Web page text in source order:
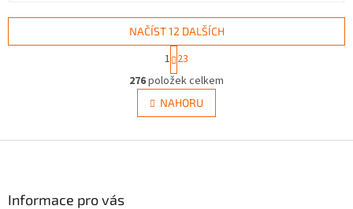
O
v
l
á
NAČÍST 12 DALŠÍCH
S
t
r
á
n
k
v
1 23
276položek celkem
NAHORU
Informace pro vás